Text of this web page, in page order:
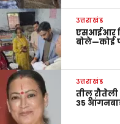
उत्तराखंड
एसआईआर
बोले—कोई
उत्तराखंड
तीलू
35